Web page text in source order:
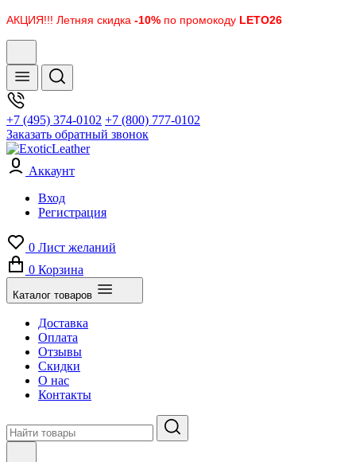
АКЦИЯ!!! Летняя скидка -10% по промокоду LETO26
+7 (495) 374-0102 +7 (800) 777-0102
Заказать обратный звонок
Аккаунт
Вход
Регистрация
0 Лист желаний
0 Корзина
Каталог товаров
Доставка
Оплата
Отзывы
Скидки
О нас
Контакты